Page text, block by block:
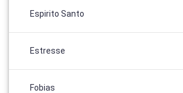
Espirito Santo
Estresse
Fobias